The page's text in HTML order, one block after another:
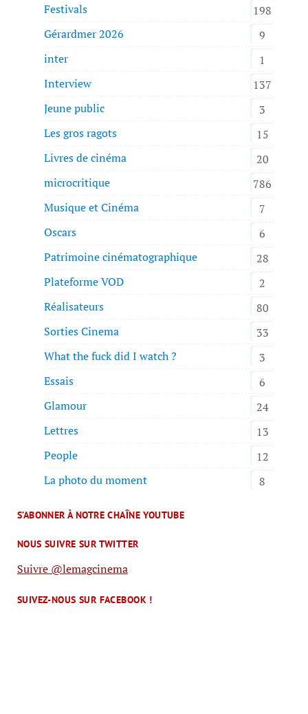
Festivals
198
Gérardmer 2026
9
inter
1
Interview
137
Jeune public
3
Les gros ragots
15
Livres de cinéma
20
microcritique
786
Musique et Cinéma
7
Oscars
6
Patrimoine cinématographique
28
Plateforme VOD
2
Réalisateurs
80
Sorties Cinema
33
What the fuck did I watch ?
3
Essais
6
Glamour
24
Lettres
13
People
12
La photo du moment
8
S’ABONNER À NOTRE CHAÎNE YOUTUBE
NOUS SUIVRE SUR TWITTER
Suivre @lemagcinema
SUIVEZ-NOUS SUR FACEBOOK !